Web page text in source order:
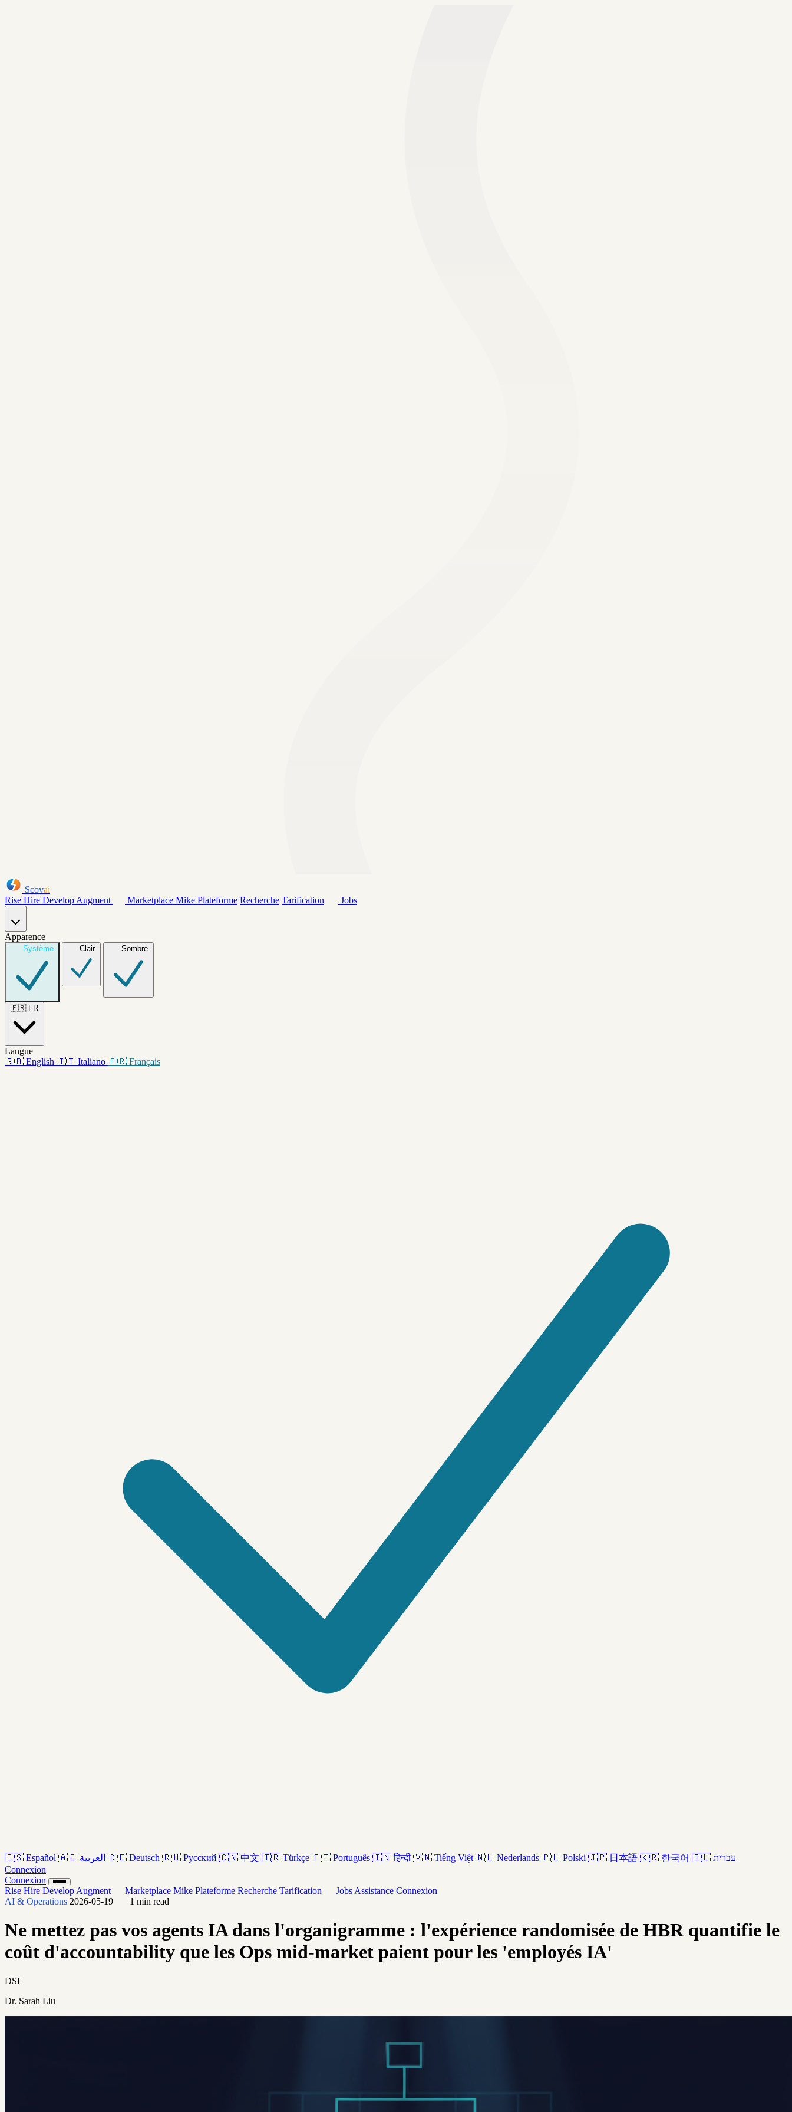
Scovai
Rise Hire Develop Augment Marketplace Mike Plateforme Recherche Tarification Jobs
Apparence
Système Clair Sombre
🇫🇷 FR
Langue
🇬🇧 English 🇮🇹 Italiano 🇫🇷 Français
🇪🇸 Español 🇦🇪 العربية 🇩🇪 Deutsch 🇷🇺 Русский 🇨🇳 中文 🇹🇷 Türkçe 🇵🇹 Português 🇮🇳 हिन्दी 🇻🇳 Tiếng Việt 🇳🇱 Nederlands 🇵🇱 Polski 🇯🇵 日本語 🇰🇷 한국어 🇮🇱 עברית
Connexion
Connexion
Rise Hire Develop Augment Marketplace Mike Plateforme Recherche Tarification Jobs Assistance Connexion
AI & Operations 2026-05-19 1 min read
Ne mettez pas vos agents IA dans l'organigramme : l'expérience randomisée de HBR quantifie le
coût d'accountability que les Ops mid-market paient pour les 'employés IA'
DSL
Dr. Sarah Liu